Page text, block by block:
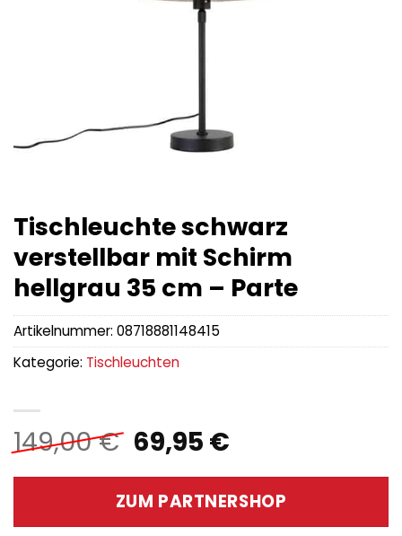
Tischleuchte schwarz
verstellbar mit Schirm
hellgrau 35 cm – Parte
149,00€ Ursprünglicher
Preis
war:
149,00 €
69,95 €Aktueller
ist:
69,95 €.
ZUM PARTNERSHOP
Artikelnummer: 08718881148415
Kategorie: Tischleuchten